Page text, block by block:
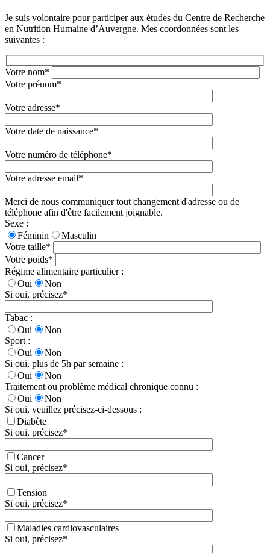
Je suis volontaire pour participer aux études du Centre de Recherche
en Nutrition Humaine d’Auvergne. Mes coordonnées sont les
suivantes :
Votre nom*
Votre prénom*
Votre adresse*
Votre date de naissance*
Votre numéro de téléphone*
Votre adresse email*
Merci de nous communiquer tout changement d'adresse ou de
téléphone afin d'être facilement joignable.
Sexe :
Féminin
Masculin
Votre taille*
Votre poids*
Régime alimentaire particulier :
Oui
Non
Si oui, précisez*
Tabac :
Oui
Non
Sport :
Oui
Non
Si oui, plus de 5h par semaine :
Oui
Non
Traitement ou problème médical chronique connu :
Oui
Non
Si oui, veuillez précisez-ci-dessous :
Diabète
Si oui, précisez*
Cancer
Si oui, précisez*
Tension
Si oui, précisez*
Maladies cardiovasculaires
Si oui, précisez*